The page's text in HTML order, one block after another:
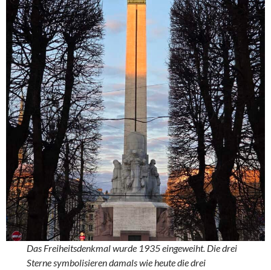
Das Freiheitsdenkmal wurde 1935 eingeweiht. Die drei
Sterne symbolisieren damals wie heute die drei